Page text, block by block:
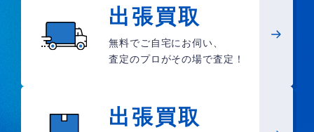
出張買取
無料でご自宅にお伺い、
査定のプロがその場で査定！
出張買取